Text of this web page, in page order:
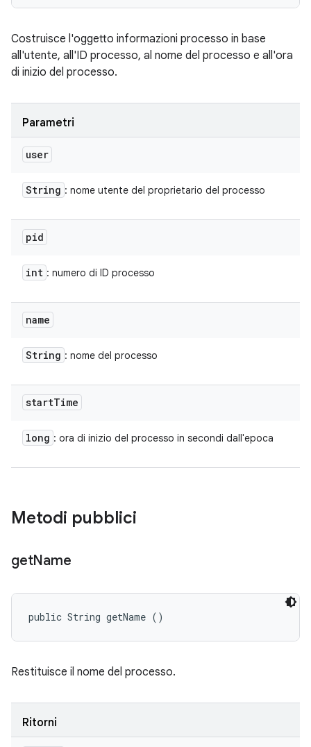
Costruisce l'oggetto informazioni processo in base
all'utente, all'ID processo, al nome del processo e all'ora
di inizio del processo.
Parametri
user
String : nome utente del proprietario del processo
pid
int : numero di ID processo
name
String : nome del processo
startTime
long : ora di inizio del processo in secondi dall'epoca
Metodi pubblici
getName
public String getName ()
Restituisce il nome del processo.
Ritorni